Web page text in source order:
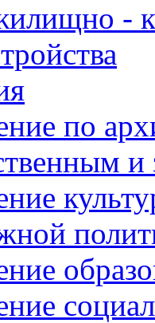
-
по
и